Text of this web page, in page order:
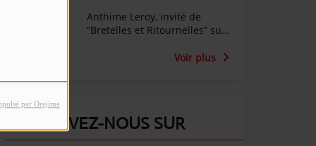
par Orejime
Anthime Leroy, invité de
“Bretelles et Ritournelles” sur
Voir plus
RETROUVEZ-NOUS SUR